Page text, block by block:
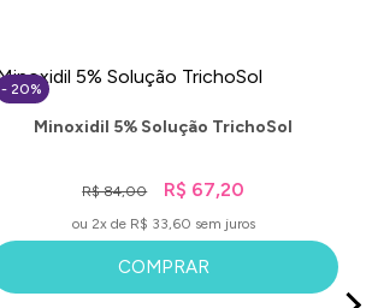
- 20%
Minoxidil 5% Solução TrichoSol
R$ 84,00 R$ 67,20
ou 2x de R$ 33,60 sem juros
COMPRAR